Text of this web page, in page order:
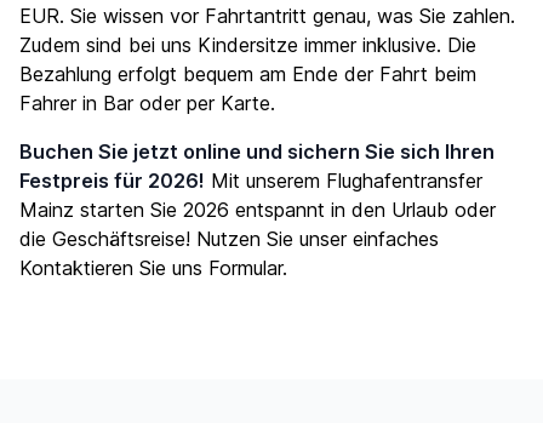
EUR. Sie wissen vor Fahrtantritt genau, was Sie zahlen.
Zudem sind bei uns Kindersitze immer inklusive. Die
Bezahlung erfolgt bequem am Ende der Fahrt beim
Fahrer in Bar oder per Karte.
Buchen Sie jetzt online und sichern Sie sich Ihren
Festpreis für 2026! Mit unserem Flughafentransfer
Mainz starten Sie 2026 entspannt in den Urlaub oder
die Geschäftsreise! Nutzen Sie unser einfaches
Kontaktieren Sie uns Formular.